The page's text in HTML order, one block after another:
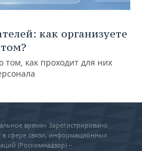
как организуете
как проходит для них
время» Зарегистрировано
сфере связи, информационных
(Роскомнадзор) –